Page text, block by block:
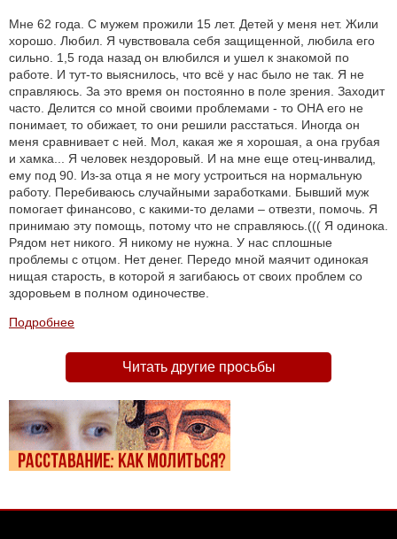
Мне 62 года. С мужем прожили 15 лет. Детей у меня нет. Жили
хорошо. Любил. Я чувствовала себя защищенной, любила его
сильно. 1,5 года назад он влюбился и ушел к знакомой по
работе. И тут-то выяснилось, что всё у нас было не так. Я не
справляюсь. За это время он постоянно в поле зрения. Заходит
часто. Делится со мной своими проблемами - то ОНА его не
понимает, то обижает, то они решили расстаться. Иногда он
меня сравнивает с ней. Мол, какая же я хорошая, а она грубая
и хамка... Я человек нездоровый. И на мне еще отец-инвалид,
ему под 90. Из-за отца я не могу устроиться на нормальную
работу. Перебиваюсь случайными заработками. Бывший муж
помогает финансово, с какими-то делами – отвезти, помочь. Я
принимаю эту помощь, потому что не справляюсь.((( Я одинока.
Рядом нет никого. Я никому не нужна. У нас сплошные
проблемы с отцом. Нет денег. Передо мной маячит одинокая
нищая старость, в которой я загибаюсь от своих проблем со
здоровьем в полном одиночестве.
Подробнее
Читать другие просьбы